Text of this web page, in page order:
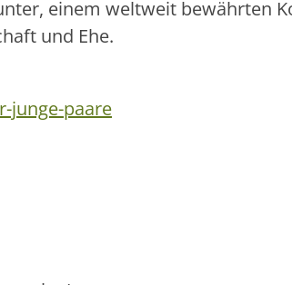
einem weltweit bewährten
und Ehe.
junge-paare